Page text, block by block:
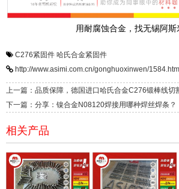
用耐腐蚀合金，找无锡阿斯
C276紧固件 哈氏合金紧固件
http://www.asimi.com.cn/gonghuoxinwen/1584.htm
上一篇：品质保障，德国进口哈氏合金C276锻棒线切
下一篇：分享：镍合金N08120焊接用哪种焊丝焊条？
相关产品